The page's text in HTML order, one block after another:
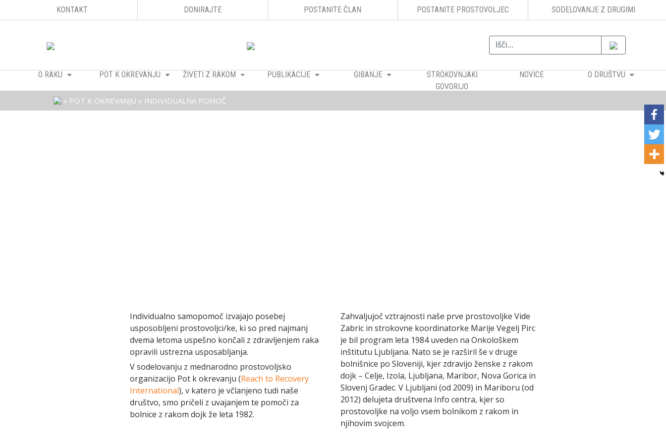
KONTAKT DONIRAJTE POSTANITE ČLAN POSTANITE PROSTOVOLJEC SODELOVANJE Z DRUGIMI
O RAKU POT K OKREVANJU ŽIVETI Z RAKOM PUBLIKACIJE GIBANJE
STROKOVNJAKI
GOVORIJO
NOVICE O DRUŠTVU
» POT K OKREVANJU » INDIVIDUALNA POMOČ
Individualno samopomoč izvajajo posebej
usposobljeni prostovoljci/ke, ki so pred najmanj
dvema letoma uspešno končali z zdravljenjem raka
opravili ustrezna usposabljanja.
V sodelovanju z mednarodno prostovoljsko
organizacijo Pot k okrevanju (Reach to Recovery
International), v katero je včlanjeno tudi naše
društvo, smo pričeli z uvajanjem te pomoči za
bolnice z rakom dojk že leta 1982.
Zahvaljujoč vztrajnosti naše prve prostovoljke Vide
Zabric in strokovne koordinatorke Marije Vegelj Pirc
je bil program leta 1984 uveden na Onkološkem
inštitutu Ljubljana. Nato se je razširil še v druge
bolnišnice po Sloveniji, kjer zdravijo ženske z rakom
dojk – Celje, Izola, Ljubljana, Maribor, Nova Gorica in
Slovenj Gradec. V Ljubljani (od 2009) in Mariboru (od
2012) delujeta društvena Info centra, kjer so
prostovoljke na voljo vsem bolnikom z rakom in
njihovim svojcem.